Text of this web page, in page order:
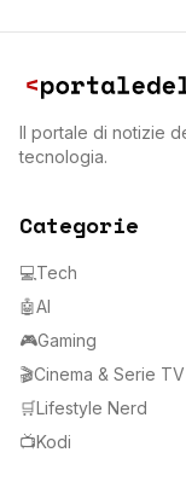
Il portale di notizie
tecnologia.
Categorie
💻Tech
🤖AI
🎮Gaming
🎬Cinema & Serie TV
🛒Lifestyle Nerd
📺Kodi